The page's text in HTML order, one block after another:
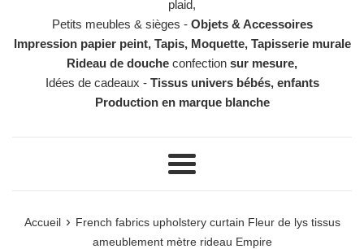
plaid,
Petits meubles & sièges - Objets & Accessoires
Impression papier peint, Tapis, Moquette, Tapisserie murale
Rideau de douche confection sur mesure,
Idées de cadeaux - Tissus univers bébés, enfants
Production en marque blanche
Menu
Accueil › French fabrics upholstery curtain Fleur de lys tissus
ameublement mètre rideau Empire